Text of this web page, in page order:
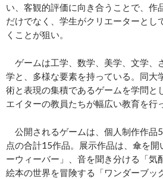
い、客観的評価に向き合うことで、作
だけでなく、学生がクリエーターとし
くことが狙い。
ゲームは工学、数学、美学、文学、
学と、多様な要素を持っている。同大
術と表現の集積であるゲームを学問と
エイターの教員たちが幅広い教育を行
公開されるゲームは、個人制作作品
点の合計15作品。展示作品は、傘を開
ーウィーバー」、音を聞き分ける「気
絵本の世界を冒険する「ワンダーブッ